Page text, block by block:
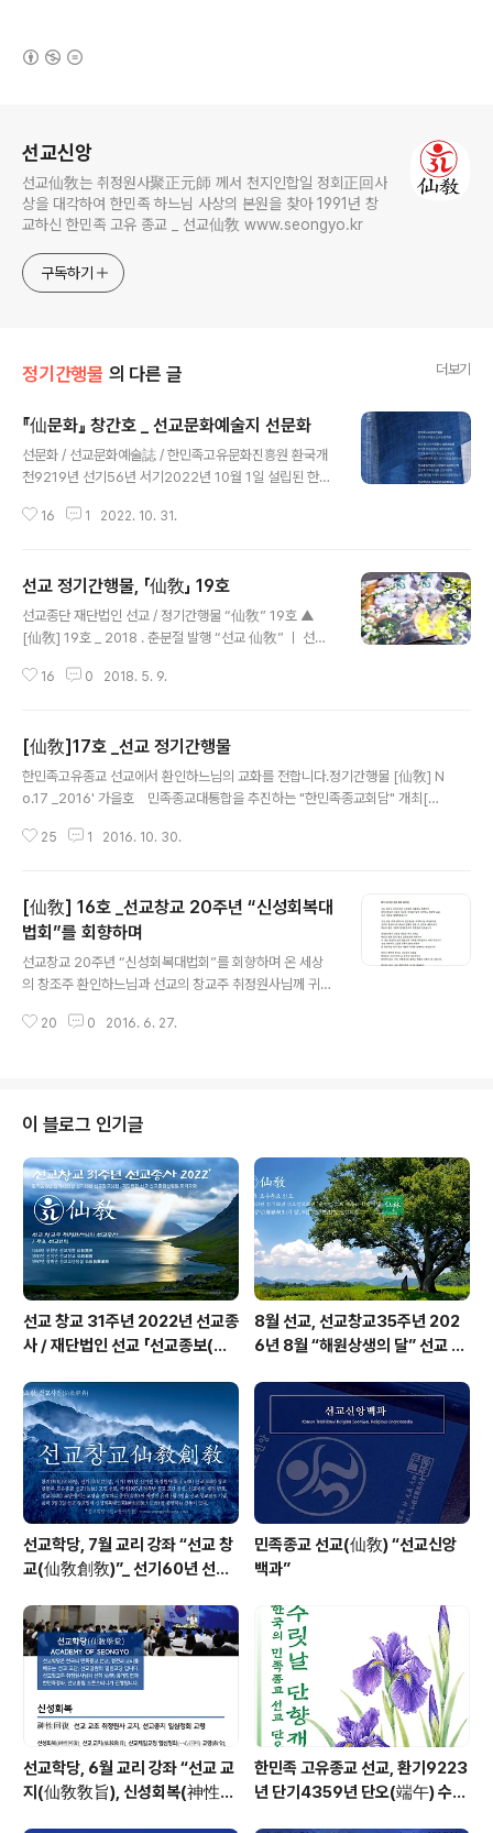
선교신앙
선교仙敎는 취정원사聚正元師 께서 천지인합일 정회正回사
상을 대각하여 한민족 하느님 사상의 본원을 찾아 1991년 창
교하신 한민족 고유 종교 _ 선교仙敎 www.seongyo.kr
구독하기
정기간행물 의 다른 글 더보기
『仙문화』 창간호 _ 선교문화예술지 선문화
선문화 / 선교문화예술誌 / 한민족고유문화진흥원 환국개
천9219년 선기56년 서기2022년 10월 1일 설립된 한민
예술誌 『仙문화』 창간호를 발행했습니다. 10월 27일 음
(時正原主)님의 선(仙)문화 발행의 취지와 선(仙)문화의
의미에 대한 강연이 진행되었습니다. 『仙문화』 창간호 발
행을 축하하며 선교 교화원 선화원(仙花院)에서 준비한
道)를 대중화한 생활선도를 전수하는 뜻깊은 음력 개천절
16 1 2022. 10. 31.
선교 정기간행물, 「仙敎」 19호
선교종단 재단법인 선교 / 정기간행물 “仙敎” 19호 ▲
[仙敎] 19호 _ 2018 . 춘분절 발행 “선교 仙敎” ㅣ 선교
발행하는 민족종교 선교 정기간행물 "[선교] 19호" 가 발
환인 · 선교창교주 취정원사 · 취정원사님의 선학 공개강연
· 선교의례 · 시정원주님의 정화수기도 · 선교종단의 소식 ·
선교수행법 선도(仙道) · 선도공법 · 선교 사상과 철학을 집
어 선교를 신앙하는 선제님들과 일반대중의 포덕교화에 힘
16 0 2018. 5. 9.
[仙敎]17호 _선교 정기간행물
한민족고유종교 선교에서 환인하느님의 교화를 전합니다.정기간행물 [仙敎] N
o.17 _2016' 가을호 민족종교대통합을 추진하는 "한민족종교회담" 개최[仙
지 못하는 힘없는 민족종교가 아니라,오로지 환인상제를 신앙하는 한민족 하느
민족종교인과 만백성이 환인하느님께 귀의하여 내 안의 환인하느님의 씨앗을
발견하여 신성을 회복하고천지인합일을 이루는 것을 궁극의 목표로 합니다.▼
[仙敎] 17호. 내용 미리보기5. 민족의 신성회복과 민족종교의 대통합의 기원
9. "한민족종교회담" 개최15. ..
25 1 2016. 10. 30.
[仙敎] 16호 _선교창교 20주년 “신성회복대
법회”를 회향하며
선교창교 20주년 “신성회복대법회”를 회향하며 온 세상
의 창조주 환인하느님과 선교의 창교주 취정원사님께 귀의
모두, 일심정회합니다...() ※선교(仙敎) 창교와 교단의 확
하신 선교(仙敎)는 귀원일체환시시 1988년에 개천입교
(開天立敎)하여, 1991년 창교, 1997년 선교경전 결집을
통해 교단의 확립을 이루었습니다. 선교 교단은 선교최고
의결기관 선교환인집부회 종사결의에 의거, 취정원사님의
「1991년 선교창교 원년」을 선교종헌에 제정반포하였습니
다. 선교개천(仙敎開天)..
20 0 2016. 6. 27.
이 블로그 인기글
선교 창교 31주년 2022년 선교종
사 / 재단법인 선교 「선교종보(仙
8월 선교, 선교창교35주년 202
6년 8월 “해원상생의 달” 선교 법
선교학당, 7월 교리 강좌 “선교 창
교(仙敎創敎)”_ 선기60년 선교
민족종교 선교(仙敎) “선교신앙
백과”
선교학당, 6월 교리 강좌 “선교 교
지(仙敎敎旨), 신성회복(神性回
한민족 고유종교 선교, 환기9223
년 단기4359년 단오(端午) 수릿